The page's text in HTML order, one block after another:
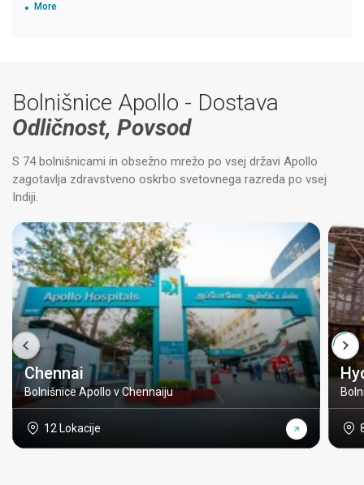
More
Bolnišnice Apollo - Dostava
Odličnost, Povsod
S 74 bolnišnicami in obsežno mrežo po vsej državi Apollo
zagotavlja zdravstveno oskrbo svetovnega razreda po vsej
Indiji.
Chennai
Bolnišnice Apollo v Chennaiju
12 Lokacije